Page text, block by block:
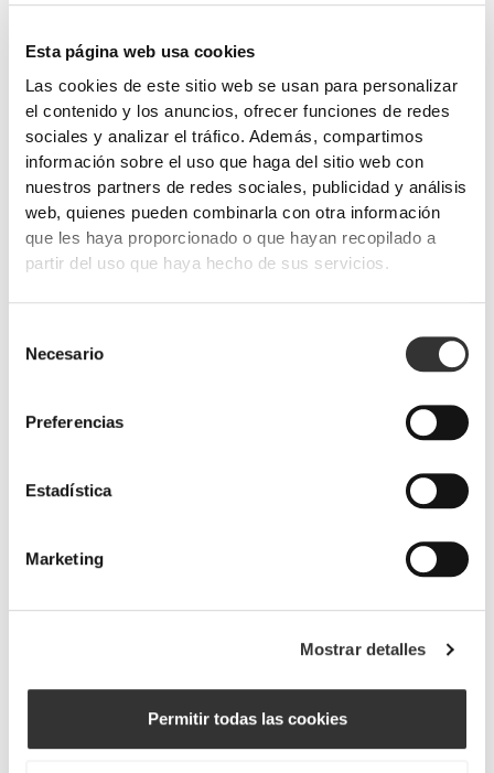
Esta página web usa cookies
Las cookies de este sitio web se usan para personalizar
el contenido y los anuncios, ofrecer funciones de redes
sociales y analizar el tráfico. Además, compartimos
información sobre el uso que haga del sitio web con
nuestros partners de redes sociales, publicidad y análisis
web, quienes pueden combinarla con otra información
que les haya proporcionado o que hayan recopilado a
partir del uso que haya hecho de sus servicios.
Necesario
Preferencias
Estadística
Marketing
Mostrar detalles
Permitir todas las cookies
PRO•CGT 400 g
Prevención de lesiones
Un esfuerzo físico prolongado somete a las articulaciones a una
Protege las articulaciones con suplementos y sustancias específicas.